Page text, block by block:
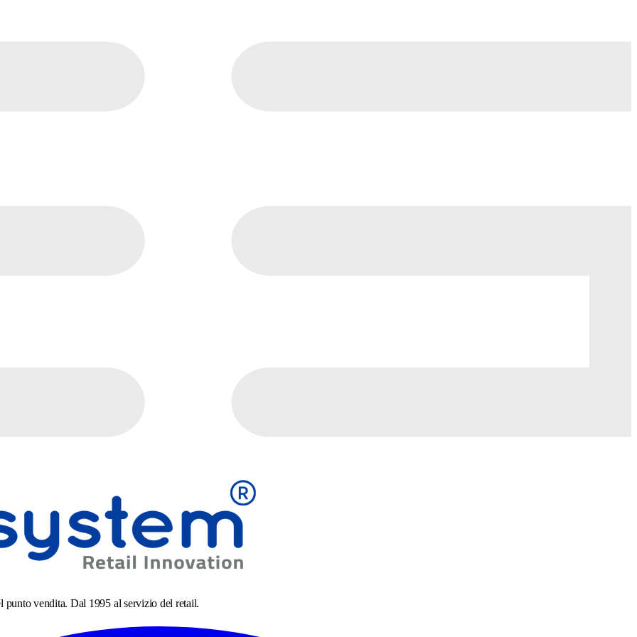
punto vendita. Dal 1995 al servizio del retail.